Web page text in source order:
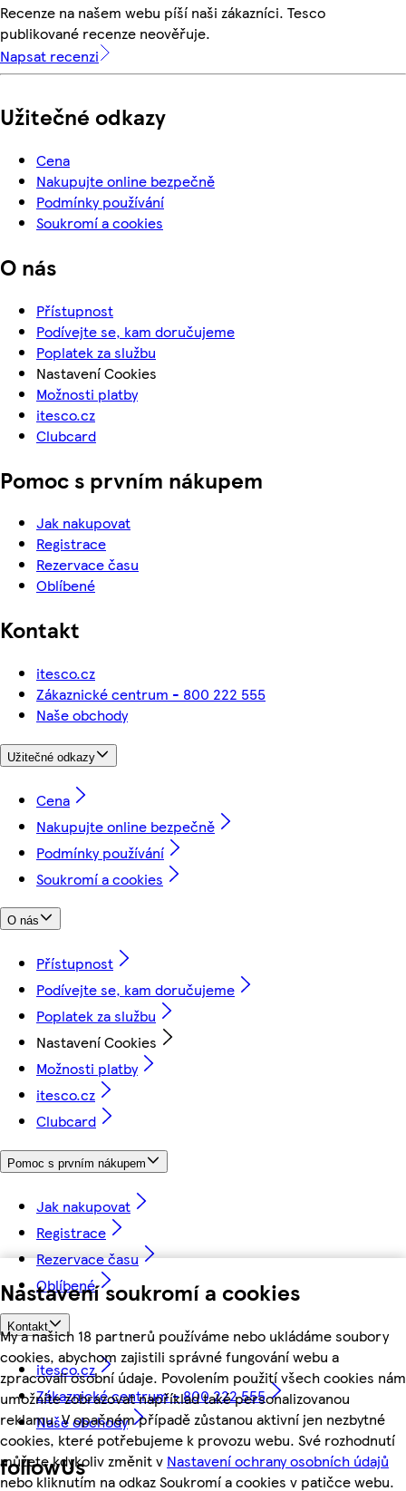
Nastavení soukromí a cookies
My a našich 18 partnerů používáme nebo ukládáme soubory
cookies, abychom zajistili správné fungování webu a
zpracovali osobní údaje. Povolením použití všech cookies nám
umožníte zobrazovat například také personalizovanou
reklamu. V opačném případě zůstanou aktivní jen nezbytné
cookies, které potřebujeme k provozu webu. Své rozhodnutí
můžete kdykoliv změnit v Nastavení ochrany osobních údajů
nebo kliknutím na odkaz Soukromí a cookies v patičce webu.
Recenze na našem webu píší naši zákazníci. Tesco
publikované recenze neověřuje.
Napsat recenzi
Užitečné odkazy
Cena
Nakupujte online bezpečně
Podmínky používání
Soukromí a cookies
O nás
Přístupnost
Podívejte se, kam doručujeme
Poplatek za službu
Nastavení Cookies
Možnosti platby
itesco.cz
Clubcard
Pomoc s prvním nákupem
Jak nakupovat
Registrace
Rezervace času
Oblíbené
Kontakt
itesco.cz
Zákaznické centrum - 800 222 555
Naše obchody
Užitečné odkazy
Cena
Nakupujte online bezpečně
Podmínky používání
Soukromí a cookies
O nás
Přístupnost
Podívejte se, kam doručujeme
Poplatek za službu
Nastavení Cookies
Možnosti platby
itesco.cz
Clubcard
Pomoc s prvním nákupem
Jak nakupovat
Registrace
Rezervace času
Oblíbené
Kontakt
itesco.cz
Zákaznické centrum - 800 222 555
Naše obchody
followUs